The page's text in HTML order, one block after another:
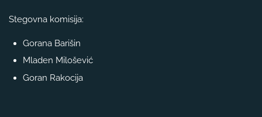
Stegovna komisija:
Gorana Barišin
Mladen Milošević
Goran Rakocija